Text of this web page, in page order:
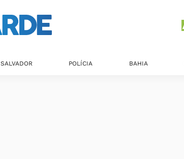
SALVADOR POLÍCIA BAHIA